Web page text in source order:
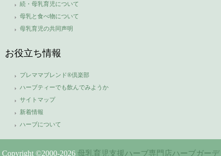
続・母乳育児について
母乳と食べ物について
母乳育児の共同声明
お役立ち情報
プレママブレンド®倶楽部
ハーブティーでも飲んでみようか
サイトマップ
新着情報
ハーブについて
Copyright ©2000-2026 母乳育児支援ハーブ専門店ハーブガーデ